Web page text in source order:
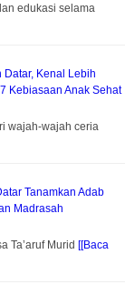
edukasi selama
Datar, Kenal Lebih
Kebiasaan Anak Sehat
wajah-wajah ceria
Tanamkan Adab
Madrasah
Ta’aruf Murid [[Baca